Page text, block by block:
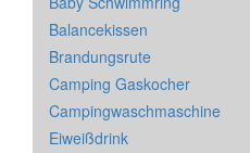
Balancekissen
Brandungsrute
Camping Gaskocher
Campingwaschmaschine
Eiweißdrink